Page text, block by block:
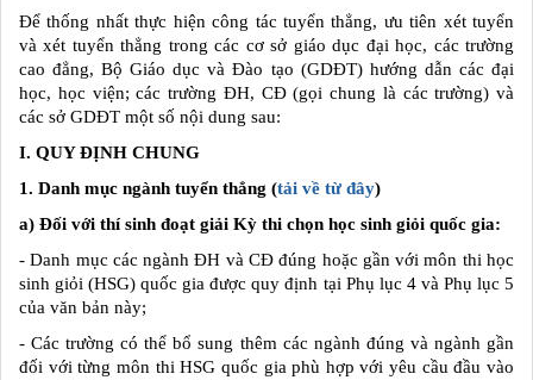
Để thống nhất thực hiện công tác tuyển thẳng, ưu tiên xét tuyển
và xét tuyển thẳng trong các cơ sở giáo dục đại học, các trường
cao đẳng, Bộ Giáo dục và Đào tạo (GDĐT) hướng dẫn các đại
học, học viện; các trường ĐH, CĐ (gọi chung là các trường) và
các sở GDĐT một số nội dung sau:
I. QUY ĐỊNH CHUNG
1. Danh mục ngành tuyển thẳng (tải về từ đây)
a) Đối với thí sinh đoạt giải Kỳ thi chọn học sinh giỏi quốc gia:
- Danh mục các ngành ĐH và CĐ đúng hoặc gần với môn thi học
sinh giỏi (HSG) quốc gia được quy định tại Phụ lục 4 và Phụ lục 5
của văn bản này;
- Các trường có thể bổ sung thêm các ngành đúng và ngành gần
đối với từng môn thi HSG quốc gia phù hợp với yêu cầu đầu vào